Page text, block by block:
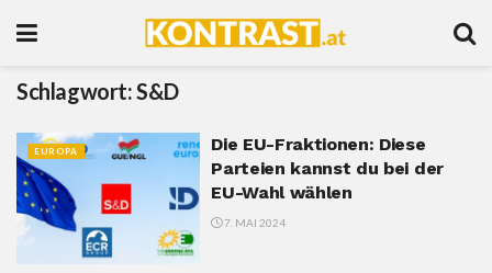
Schlagwort:S&D
EUROPA
Die EU-Fraktionen: Diese
Parteien kannst du bei der
EU-Wahl wählen
7. MAI 2024